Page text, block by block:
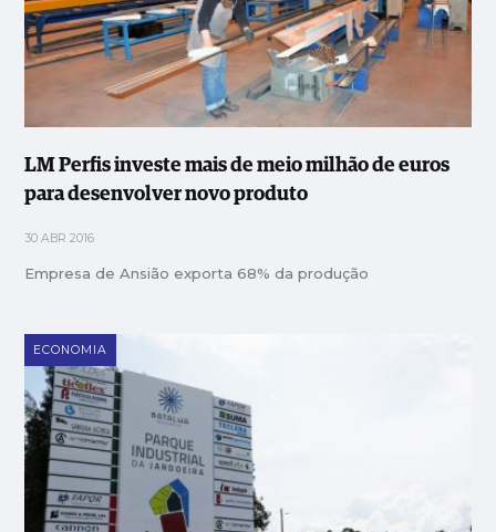
LM Perfis investe mais de meio milhão de euros
para desenvolver novo produto
30 ABR 2016
Empresa de Ansião exporta 68% da produção
ECONOMIA